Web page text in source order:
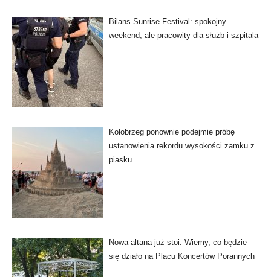
Bilans Sunrise Festival: spokojny
weekend, ale pracowity dla służb i szpitala
Kołobrzeg ponownie podejmie próbę
ustanowienia rekordu wysokości zamku z
piasku
Nowa altana już stoi. Wiemy, co będzie
się działo na Placu Koncertów Porannych